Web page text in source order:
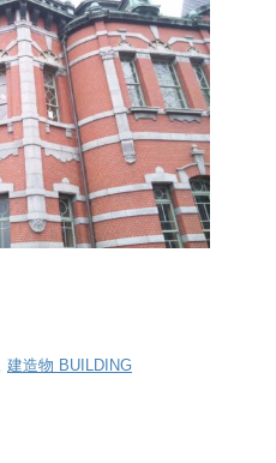
建造物 BUILDING